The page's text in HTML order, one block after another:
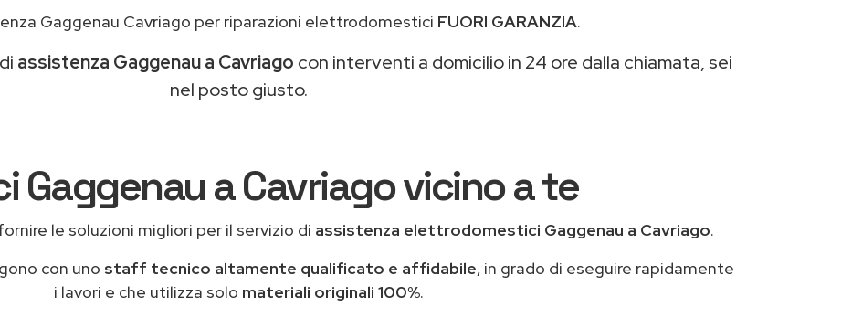
Gaggenau Cavriago per riparazioni elettrodomestici FUORI GARANZIA.
assistenza Gaggenau a Cavriago con interventi a domicilio in 24 ore dalla chiamata, sei
nel posto giusto.
Gaggenau a Cavriago vicino a te
le soluzioni migliori per il servizio di assistenza elettrodomestici Gaggenau a Cavriago.
con uno staff tecnico altamente qualificato e affidabile, in grado di eseguire rapidamente
i lavori e che utilizza solo materiali originali 100%.